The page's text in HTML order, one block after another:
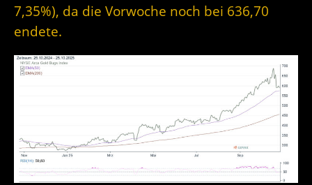
7,35%), da die Vorwoche noch bei 636,70
endete.